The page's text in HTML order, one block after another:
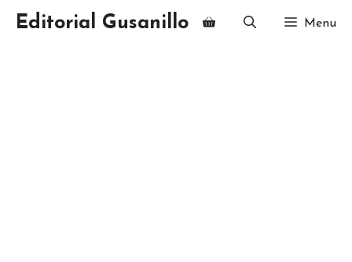
Editorial Gusanillo Menu